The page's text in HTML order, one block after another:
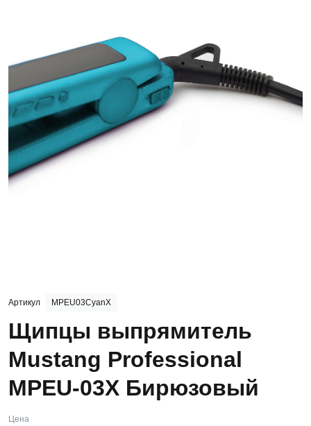
Артикул MPEU03CyanX
Щипцы выпрямитель
Mustang Professional
MPEU-03X Бирюзовый
Цена